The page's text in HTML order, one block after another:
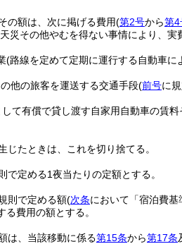
の額は、次に掲げる費用(第2号から第4
災その他やむを得ない事情により、実
(路線を定めて定期に運行する自動車に
他の旅客を運送する交通手段(前号に
て有償で貸し渡す自家用自動車の賃
たときは、これを切り捨てる。
定める1夜当たりの定額とする。
則で定める額(次条において「宿泊費基
費用の額とする。
は、当該移動に係る第15条から第17条